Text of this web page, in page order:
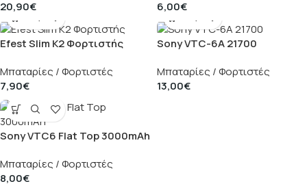
20,90€
6,00€
Efest Slim K2 Φορτιστής
Μπαταρίες / Φορτιστές
7,90€
Sony VTC-6A 21700
Μπαταρίες / Φορτιστές
13,00€
Sony VTC6 Flat Top 3000mAh
Μπαταρίες / Φορτιστές
8,00€